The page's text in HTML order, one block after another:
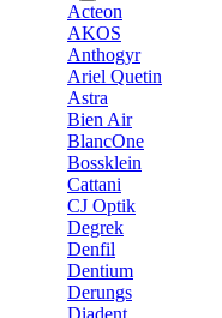
Acteon
AKOS
Anthogyr
Ariel Quetin
Astra
Bien Air
BlancOne
Bossklein
Cattani
CJ Optik
Degrek
Denfil
Dentium
Derungs
Diadent